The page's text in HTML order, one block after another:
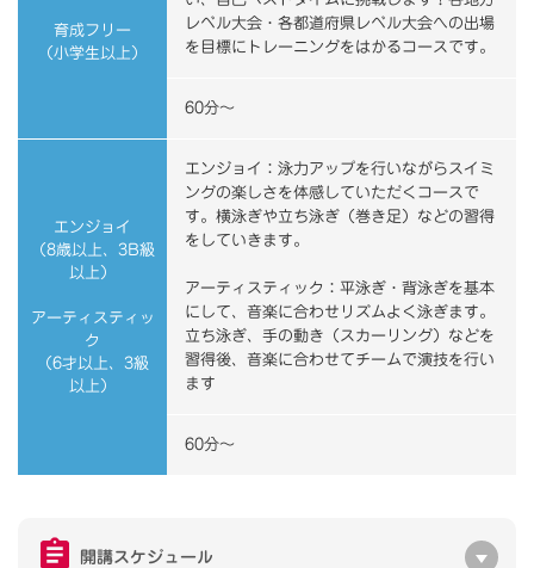
育成フリー
（小学生以上）
レベル大会・各都道府県レベル大会への出場
を目標にトレーニングをはかるコースです。
60分～
エンジョイ
（8歳以上、3B級
以上）
アーティスティッ
ク
（6才以上、3級
以上）
エンジョイ：泳力アップを行いながらスイミ
ングの楽しさを体感していただくコースで
す。横泳ぎや立ち泳ぎ（巻き足）などの習得
をしていきます。
アーティスティック：平泳ぎ・背泳ぎを基本
にして、音楽に合わせリズムよく泳ぎます。
立ち泳ぎ、手の動き（スカーリング）などを
習得後、音楽に合わせてチームで演技を行い
ます
60分～
開講スケジュール